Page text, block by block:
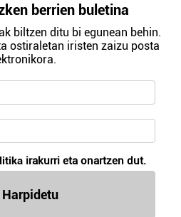
berrien buletina
biltzen ditu bi egunean behin.
ostiraletan iristen zaizu posta
irakurri eta onartzen dut.
Harpidetu